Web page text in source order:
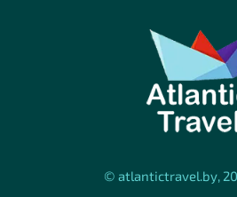
© atlantictravel.by,